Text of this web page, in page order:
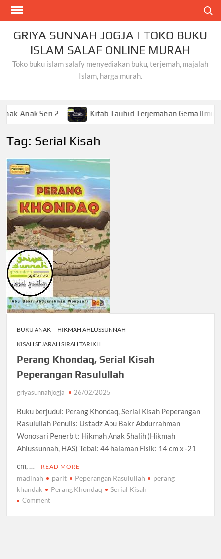
Skip
contentGRIYA SUNNAH JOGJA | TOKO BUKU
ISLAM SALAF ONLINE MURAH
Toko buku islam salafy menyediakan buku, terjemah, majalah
Islam, harga murah.
Seri 2 Kitab Tauhid Terjemahan Gema Ilmu
Tag: Serial Kisah
BUKU ANAK
HIKMAH AHLUSSUNNAH
KISAH SEJARAH SIRAH TARIKH
Perang Khondaq, Serial Kisah
Peperangan Rasulullah
griyasunnahjogja 26/02/2025
Buku berjudul: Perang Khondaq, Serial Kisah Peperangan
Rasulullah Penulis: Ustadz Abu Bakr Abdurrahman
Wonosari Penerbit: Hikmah Anak Shalih (Hikmah
Ahlussunnah, HAS) Tebal: 44 halaman Fisik: 14 cm x -21
cm, …
READ MORE
madinah parit Peperangan Rasulullah
perang
khandak
Perang Khondaq Serial Kisah
Commenton